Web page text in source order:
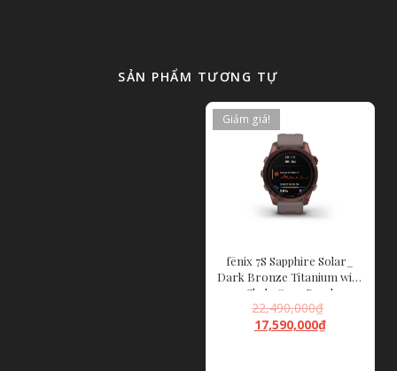
SẢN PHẨM TƯƠNG TỰ
Giảm giá!
fēnix 7S Sapphire Solar_
Dark Bronze Titanium with
Shale Gray Band
22,490,000₫
17,590,000₫